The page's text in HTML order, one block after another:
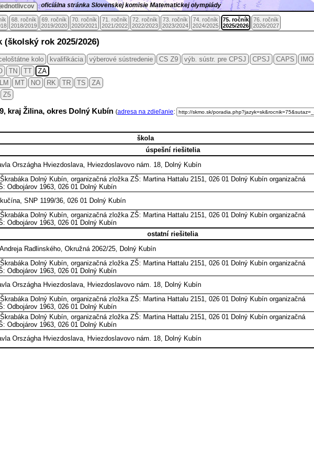
oficiálna stránka Slovenskej komisie Matematickej olympiády
68. ročník
2018/2019
69. ročník
2019/2020
70. ročník
2020/2021
71. ročník
2021/2022
72. ročník
2022/2023
73. ročník
2023/2024
74. ročník
2024/2025
75. ročník
2025/2026
76. ročník
2026/2027
(školský rok 2025/2026)
kolo kvalifikácia výberové sústredenie CS Z9 výb. sústr. pre CPSJ CPSJ CAPS IMO
TN TT
ZA
LM MT NO RK TR TS
ZA
Z5
kraj Žilina, okres Dolný Kubín (adresa na zdieľanie:
škola
úspešní riešitelia
Országha Hviezdoslava, Hviezdoslavovo nám. 18, Dolný Kubín
Dolný Kubín, organizačná zložka ZŠ: Martina Hattalu 2151, 026 01 Dolný Kubín organizačná
Odbojárov 1963, 026 01 Dolný Kubín
SNP 1199/36, 026 01 Dolný Kubín
Dolný Kubín, organizačná zložka ZŠ: Martina Hattalu 2151, 026 01 Dolný Kubín organizačná
Odbojárov 1963, 026 01 Dolný Kubín
ostatní riešitelia
Radlinského, Okružná 2062/25, Dolný Kubín
Dolný Kubín, organizačná zložka ZŠ: Martina Hattalu 2151, 026 01 Dolný Kubín organizačná
Odbojárov 1963, 026 01 Dolný Kubín
Országha Hviezdoslava, Hviezdoslavovo nám. 18, Dolný Kubín
Dolný Kubín, organizačná zložka ZŠ: Martina Hattalu 2151, 026 01 Dolný Kubín organizačná
Odbojárov 1963, 026 01 Dolný Kubín
Dolný Kubín, organizačná zložka ZŠ: Martina Hattalu 2151, 026 01 Dolný Kubín organizačná
Odbojárov 1963, 026 01 Dolný Kubín
Országha Hviezdoslava, Hviezdoslavovo nám. 18, Dolný Kubín